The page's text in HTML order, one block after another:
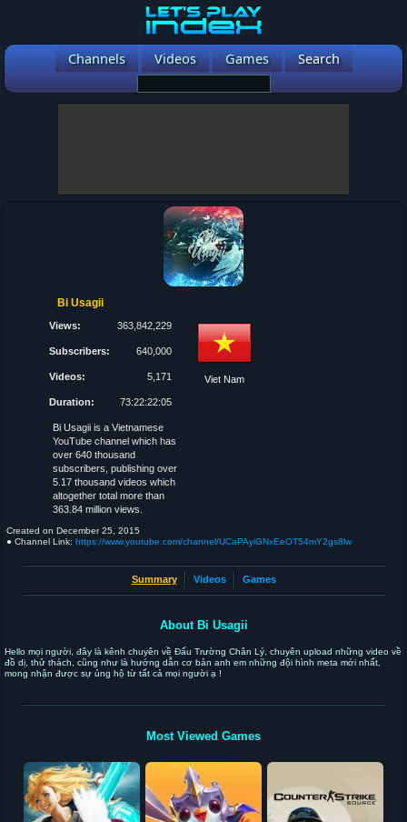
Channels Videos Games Search
Bi Usagii
Views: 363,842,229
Subscribers: 640,000
Videos: 5,171
Duration: 73:22:22:05
Viet Nam
Bi Usagii is a Vietnamese
YouTube channel which has
over 640 thousand
subscribers, publishing over
5.17 thousand videos which
altogether total more than
363.84 million views.
Created on December 25, 2015
● Channel Link: https://www.youtube.com/channel/UCaPAyiGNxEeOT54mY2gs8lw
Summary Videos Games
About Bi Usagii
Hello mọi người, đây là kênh chuyên về Đấu Trường Chân Lý, chuyên upload những video về
đồ dị, thử thách, cũng như là hướng dẫn cơ bản anh em những đội hình meta mới nhất,
mong nhận được sự ủng hộ từ tất cả mọi người ạ !
Most Viewed Games